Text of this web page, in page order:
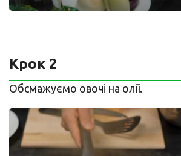
Крок 2
Обсмажуємо овочі на олії.